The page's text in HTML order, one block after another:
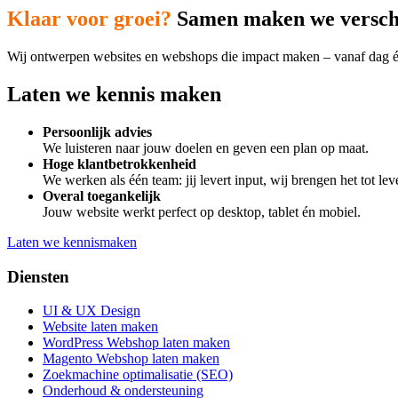
Klaar voor groei? Samen maken we
Wij ontwerpen websites en webshops die impact maken – vanaf dag
Laten we kennis maken
Persoonlijk advies
We luisteren naar jouw doelen en geven een plan op maat.
Hoge klantbetrokkenheid
We werken als één team: jij levert input, wij brengen het tot
Overal toegankelijk
Jouw website werkt perfect op desktop, tablet én mobiel.
Laten we kennismaken
Diensten
UI & UX Design
Website laten maken
WordPress Webshop laten maken
Magento Webshop laten maken
Zoekmachine optimalisatie (SEO)
Onderhoud & ondersteuning